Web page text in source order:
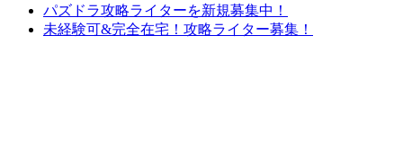
パズドラ攻略ライターを新規募集中！
未経験可&完全在宅！攻略ライター募集！